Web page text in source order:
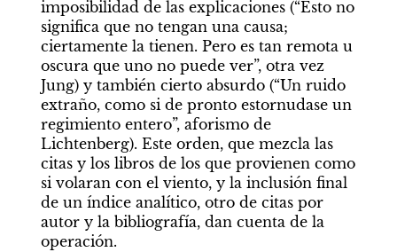
imposibilidad de las explicaciones (“Esto no
significa que no tengan una causa;
ciertamente la tienen. Pero es tan remota u
oscura que uno no puede ver”, otra vez
Jung) y también cierto absurdo (“Un ruido
extraño, como si de pronto estornudase un
regimiento entero”, aforismo de
Lichtenberg). Este orden, que mezcla las
citas y los libros de los que provienen como
si volaran con el viento, y la inclusión final
de un índice analítico, otro de citas por
autor y la bibliografía, dan cuenta de la
operación.